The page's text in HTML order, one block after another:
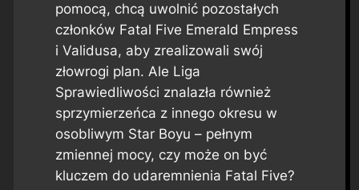
pomocą, chcą uwolnić pozostałych
członków Fatal Five Emerald Empress
i Validusa, aby zrealizowali swój
złowrogi plan. Ale Liga
Sprawiedliwości znalazła również
sprzymierzeńca z innego okresu w
osobliwym Star Boyu – pełnym
zmiennej mocy, czy może on być
kluczem do udaremnienia Fatal Five?